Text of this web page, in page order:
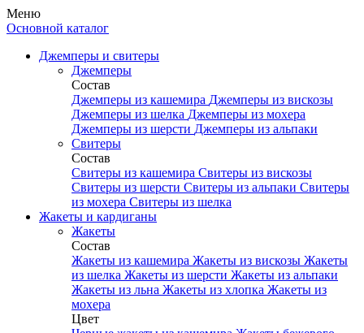
Меню
Основной каталог
Джемперы и свитеры
Джемперы
Состав
Джемперы из кашемира Джемперы из вискозы
Джемперы из шелка Джемперы из мохера
Джемперы из шерсти Джемперы из альпаки
Свитеры
Состав
Свитеры из кашемира Свитеры из вискозы
Свитеры из шерсти Свитеры из альпаки Свитеры
из мохера Свитеры из шелка
Жакеты и кардиганы
Жакеты
Состав
Жакеты из кашемира Жакеты из вискозы Жакеты
из шелка Жакеты из шерсти Жакеты из альпаки
Жакеты из льна Жакеты из хлопка Жакеты из
мохера
Цвет